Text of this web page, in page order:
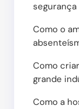
Como o
Como
grande
Como a